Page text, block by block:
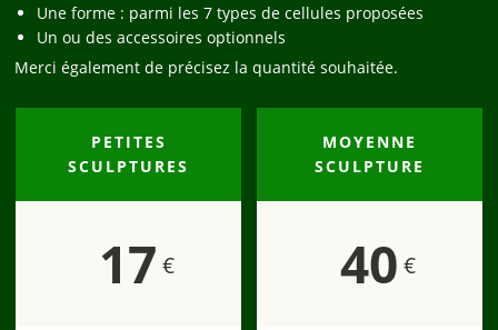
Une forme : parmi les 7 types de cellules proposées
Un ou des accessoires optionnels
Merci également de précisez la quantité souhaitée.
PETITES
SCULPTURES
17 €
MOYENNE
SCULPTURE
40 €